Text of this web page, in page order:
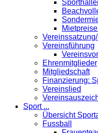
Vereinsführung
Ehrenmitglieder
Mitgliedschaft
Finanzierung:
Vereinslied
Sport ...
Übersicht
Fussball